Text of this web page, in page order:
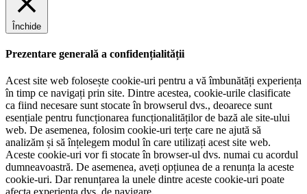
Închide
Prezentare generală a confidențialității
Acest site web folosește cookie-uri pentru a vă îmbunătăți experiența
în timp ce navigați prin site. Dintre acestea, cookie-urile clasificate
ca fiind necesare sunt stocate în browserul dvs., deoarece sunt
esențiale pentru funcționarea funcționalităților de bază ale site-ului
web. De asemenea, folosim cookie-uri terțe care ne ajută să
analizăm și să înțelegem modul în care utilizați acest site web.
Aceste cookie-uri vor fi stocate în browser-ul dvs. numai cu acordul
dumneavoastră. De asemenea, aveți opțiunea de a renunța la aceste
cookie-uri. Dar renunțarea la unele dintre aceste cookie-uri poate